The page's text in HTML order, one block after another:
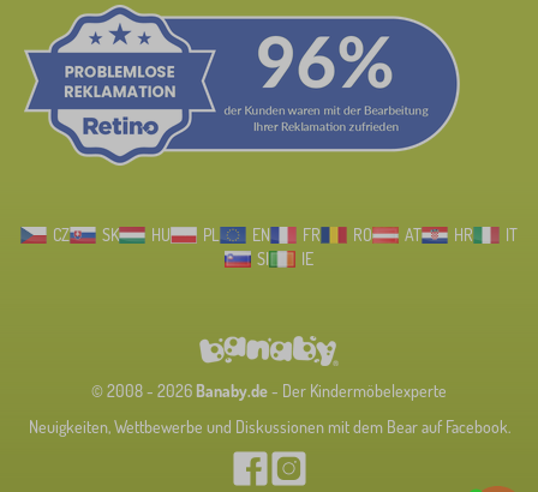
CZ SK HU PL EN FR RO AT HR
IT
SI
IE
© 2008 - 2026 Banaby.de- Der Kindermöbelexperte
Neuigkeiten, Wettbewerbe und Diskussionen mit dem Bear auf Facebook.